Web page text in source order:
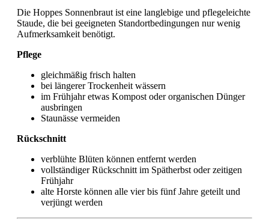
Die Hoppes Sonnenbraut ist eine langlebige und pflegeleichte
Staude, die bei geeigneten Standortbedingungen nur wenig
Aufmerksamkeit benötigt.
Pflege
gleichmäßig frisch halten
bei längerer Trockenheit wässern
im Frühjahr etwas Kompost oder organischen Dünger
ausbringen
Staunässe vermeiden
Rückschnitt
verblühte Blüten können entfernt werden
vollständiger Rückschnitt im Spätherbst oder zeitigen
Frühjahr
alte Horste können alle vier bis fünf Jahre geteilt und
verjüngt werden